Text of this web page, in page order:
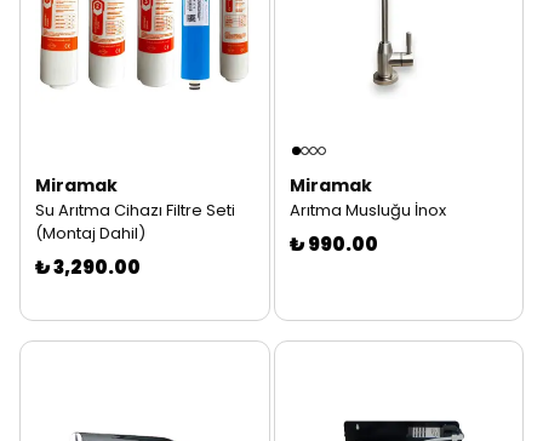
Miramak
Su Arıtma Cihazı Filtre Seti
(Montaj Dahil)
₺ 3,290.00
Miramak
Arıtma Musluğu İnox
₺ 990.00